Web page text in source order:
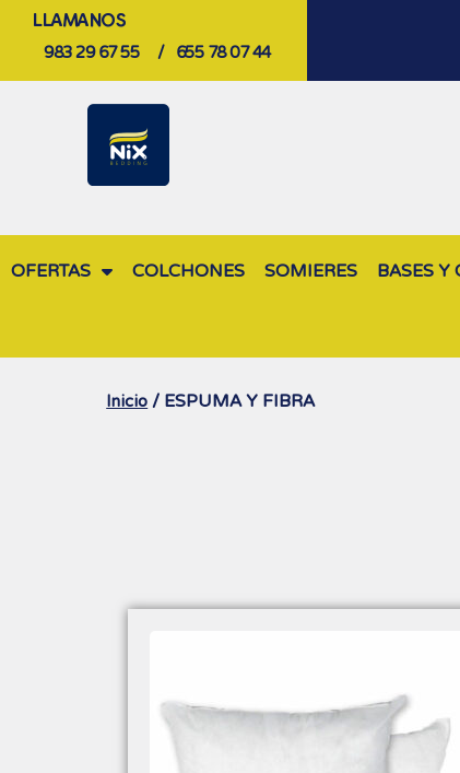
LLAMANOS
983 29 67 55 / 655 78 07 44
OFERTAS COLCHONES SOMIERES BASES Y
Inicio / ESPUMA Y FIBRA